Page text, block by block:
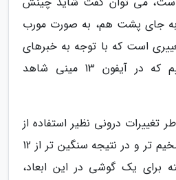
جای پشت هم، به صورت مورب
است که با توجه به خبرهای
کنونی می توانیم بگوییم که در آیفون 13 مینی شاهد
خاطر تغییرات درونی نظیر استفاده از
باتری عظیم تر، اندکی ضخیم تر و در نتیجه سنگین تر از 12
برای یک گوشی در این ابعاد،